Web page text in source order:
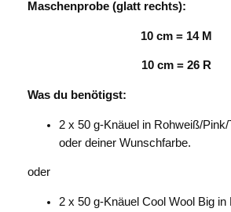
Maschenprobe (glatt rechts):
10 cm = 14 M
10 cm = 26 R
Was du benötigst:
2 x 50 g-Knäuel in Rohweiß/
oder deiner Wunschfarbe.
oder
2 x 50 g-Knäuel Cool Wool Big in